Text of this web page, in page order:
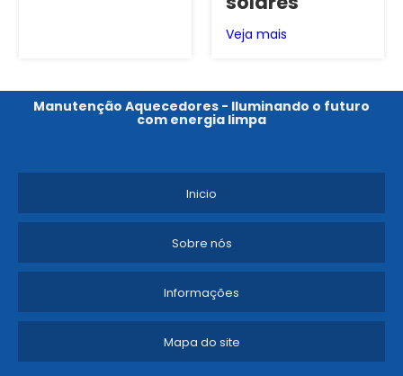
Veja mais
Manutenção Aquecedores - Iluminando o futuro
com energia limpa
Inicio
Sobre nós
Informações
Mapa do site